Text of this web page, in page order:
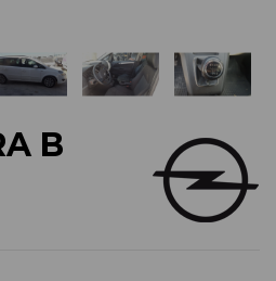
B